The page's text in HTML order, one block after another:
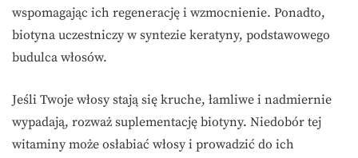
wspomagając ich regenerację i wzmocnienie. Ponadto,
biotyna uczestniczy w syntezie keratyny, podstawowego
budulca włosów.
Jeśli Twoje włosy stają się kruche, łamliwe i nadmiernie
wypadają, rozważ suplementację biotyny. Niedobór tej
witaminy może osłabiać włosy i prowadzić do ich